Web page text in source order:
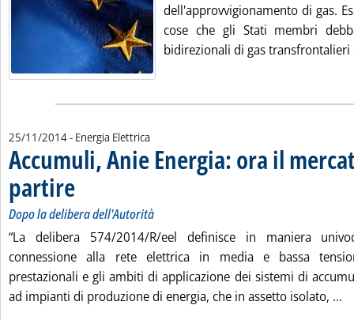
dell'approvvigionamento di gas.
cose che gli Stati membri
bidirezionali di gas transfrontalieri
25/11/2014- Energia Elettrica
Accumuli, Anie Energia: ora il
partire . Sottotitolo: Dopo la delibera dell'Autorità
. Pubblicata martedì 25 novembre 2014 alle 16.29.
Dopo la delibera dell'Autorità
“La delibera 574/2014/R/eel definisce in maniera
connessione alla rete elettrica in media e bassa
prestazionali e gli ambiti di applicazione dei sistemi di
ad impianti di produzione di energia, che in assetto isolato, ...